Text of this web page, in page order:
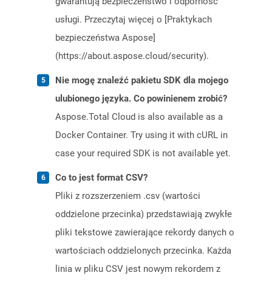
usługi. Przeczytaj więcej o [Praktykach
bezpieczeństwa Aspose]
(https://about.aspose.cloud/security).
Nie mogę znaleźć pakietu SDK dla mojego
ulubionego języka. Co powinienem zrobić?
Aspose.Total Cloud is also available as a
Docker Container. Try using it with cURL in
case your required SDK is not available yet.
Co to jest format CSV?
Pliki z rozszerzeniem .csv (wartości
oddzielone przecinka) przedstawiają zwykłe
pliki tekstowe zawierające rekordy danych o
wartościach oddzielonych przecinka. Każda
linia w pliku CSV jest nowym rekordem z